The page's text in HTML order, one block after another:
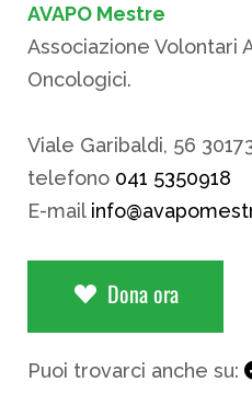
AVAPO Mestre
Associazione Volontari
Oncologici.
Viale Garibaldi, 56
telefono 041 5350918
E-mail
Dona ora
Puoi trovarci anche su: